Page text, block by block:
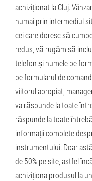
achiziționat la Cluj.
numai prin intermediul
cei care doresc să
redus, vă rugăm să
telefon și numele pe
pe formularul de
viitorul apropiat,
va răspunde la toate
răspunde la toate
informații complete
instrumentului. Doar
de 50% pe site, astfel
achiziționa produsul la